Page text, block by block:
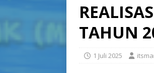
TAHUN
1 Juli 2025